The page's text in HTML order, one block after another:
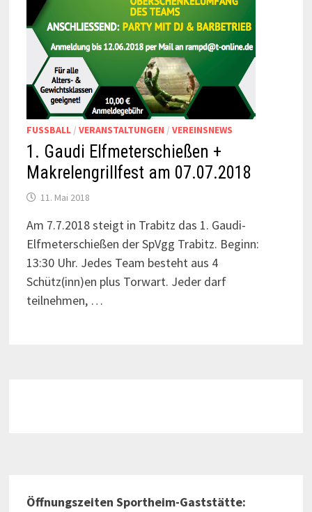
FUSSBALL / VERANSTALTUNGEN / VEREINSNEWS
1. Gaudi Elfmeterschießen +
Makrelengrillfest am 07.07.2018
11. Mai 2018
Am 7.7.2018 steigt in Trabitz das 1. Gaudi-
Elfmeterschießen der SpVgg Trabitz. Beginn:
13:30 Uhr. Jedes Team besteht aus 4
Schütz(inn)en plus Torwart. Jeder darf
teilnehmen, …
Öffnungszeiten Sportheim-Gaststätte: